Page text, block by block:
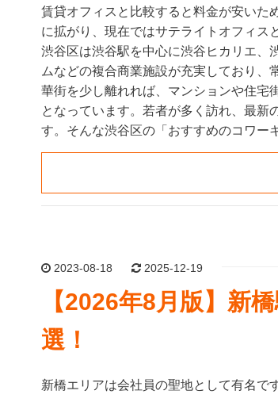
賃貸オフィスと比較すると料金が安いた
に拡がり、現在ではサテライトオフィス
渋谷区は渋谷駅を中心に渋谷ヒカリエ、
ムなどの複合商業施設が充実しており、
華街を少し離れれば、マンションや住宅
となっています。若者が多く訪れ、最新
す。そんな渋谷区の「おすすめのコワー
2023-08-18 2025-12-19
【2026年8月版】新
選！
新橋エリアは会社員の聖地として有名で